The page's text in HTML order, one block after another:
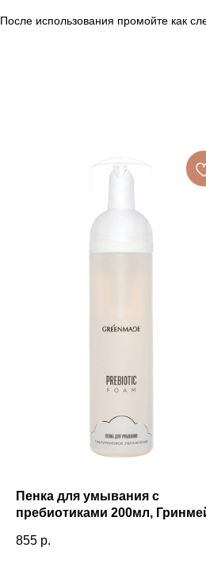
После использования промойте как
Пенка для умывания с
пребиотиками 200мл,
855 р.